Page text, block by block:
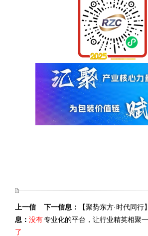
上一信
息： 没有
了
下一信息：
【聚势东方·时代同行
专业化的平台，让行业精英相聚